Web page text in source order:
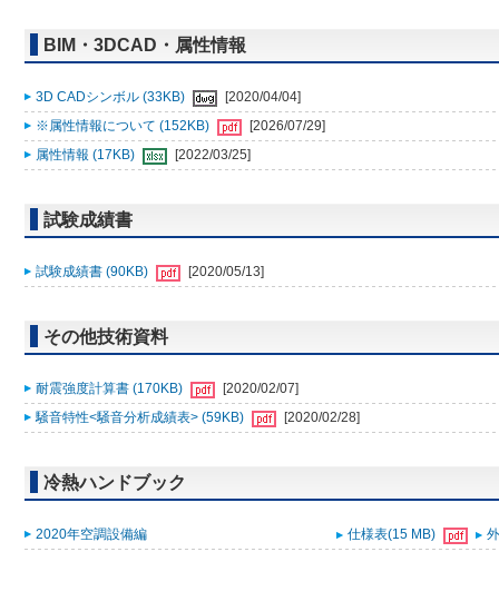
BIM・3DCAD・属性情報
3D CADシンボル (33KB)
[2020/04/04]
※属性情報について (152KB)
[2026/07/29]
属性情報 (17KB)
[2022/03/25]
試験成績書
試験成績書 (90KB) [2020/05/13]
その他技術資料
耐震強度計算書 (170KB)
[2020/02/07]
騒音特性<騒音分析成績表> (59KB)
[2020/02/28]
冷熱ハンドブック
2020年空調設備編 仕様表(15 MB)